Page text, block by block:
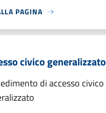
PAGINA
civico generalizzato
di accesso civico